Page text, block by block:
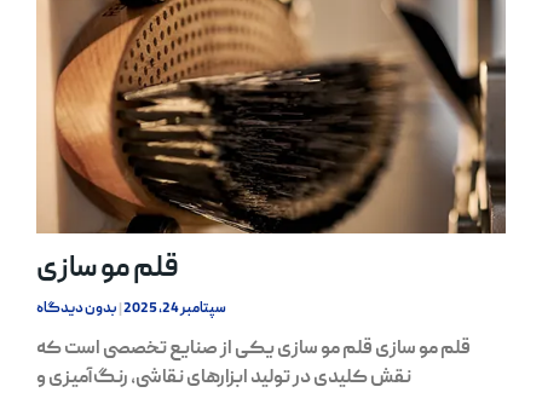
قلم مو سازی
سپتامبر 24, 2025 بدون دیدگاه
قلم مو سازی قلم مو سازی یکی از صنایع تخصصی است که
نقش کلیدی در تولید ابزارهای نقاشی، رنگ‌آمیزی و